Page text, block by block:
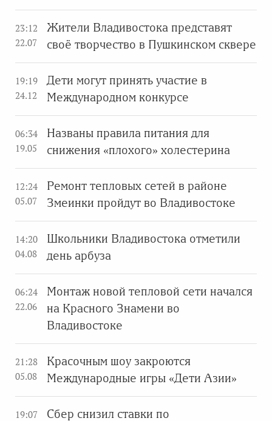
23:12
22.07
Жители Владивостока представят
своё творчество в Пушкинском сквере
19:19
24.12
Дети могут принять участие в
Международном конкурсе
06:34
19.05
Названы правила питания для
снижения «плохого» холестерина
12:24
05.07
Ремонт тепловых сетей в районе
Змеинки пройдут во Владивостоке
14:20
04.08
Школьники Владивостока отметили
день арбуза
06:24
22.06
Монтаж новой тепловой сети начался
на Красного Знамени во
Владивостоке
21:28
05.08
Красочным шоу закроются
Международные игры «Дети Азии»
19:07
Сбер снизил ставки по